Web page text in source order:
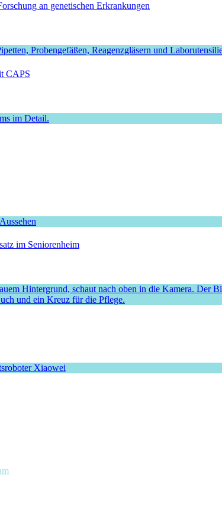
an genetischen Erkrankungen
CAPS
im Seniorenheim